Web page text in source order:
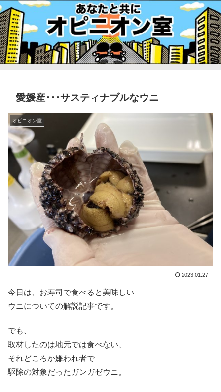
愛媛産･･･サスティナブルなウニ
オピニオン室
2023.01.27
今日は、お寿司で食べると美味しい
ウニについての解説記事です。
でも、
取材したのは地元では食べない、
それどころか嫌われ者で
駆除の対象だったガンガゼウニ。